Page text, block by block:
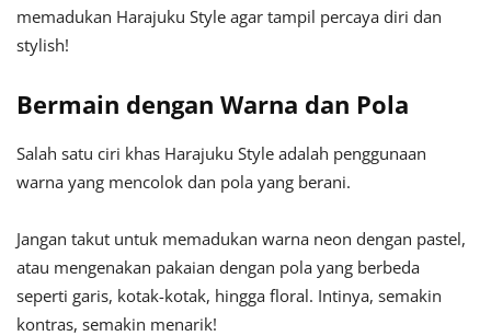
memadukan Harajuku Style agar tampil percaya diri dan
stylish!
Bermain dengan Warna dan Pola
Salah satu ciri khas Harajuku Style adalah penggunaan
warna yang mencolok dan pola yang berani.
Jangan takut untuk memadukan warna neon dengan pastel,
atau mengenakan pakaian dengan pola yang berbeda
seperti garis, kotak-kotak, hingga floral. Intinya, semakin
kontras, semakin menarik!